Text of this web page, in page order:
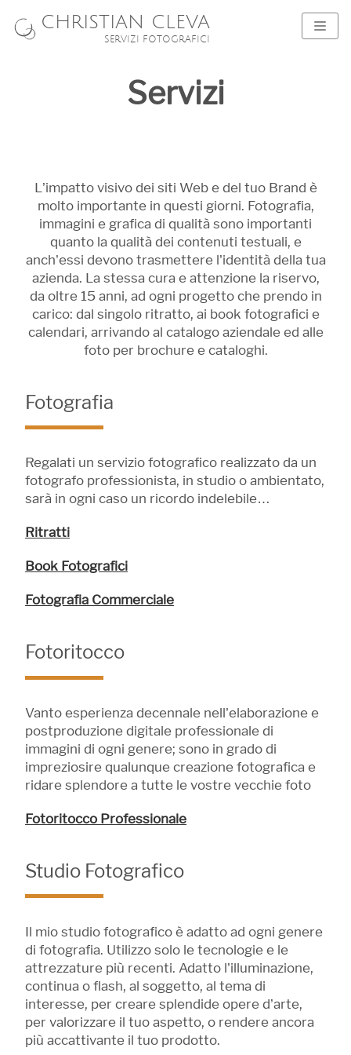
CHRISTIAN CLEVA
SERVIZI FOTOGRAFICI
Menù
Servizi
L’impatto visivo dei siti Web e del tuo Brand è
molto importante in questi giorni. Fotografia,
immagini e grafica di qualità sono importanti
quanto la qualità dei contenuti testuali, e
anch’essi devono trasmettere l’identità della tua
azienda. La stessa cura e attenzione la riservo,
da oltre 15 anni, ad ogni progetto che prendo in
carico: dal singolo ritratto, ai book fotografici e
calendari, arrivando al catalogo aziendale ed alle
foto per brochure e cataloghi.
Fotografia
Regalati un servizio fotografico realizzato da un
fotografo professionista, in studio o ambientato,
sarà in ogni caso un ricordo indelebile…
Ritratti
Book Fotografici
Fotografia Commerciale
Fotoritocco
Vanto esperienza decennale nell’elaborazione e
postproduzione digitale professionale di
immagini di ogni genere; sono in grado di
impreziosire qualunque creazione fotografica e
ridare splendore a tutte le vostre vecchie foto
Fotoritocco Professionale
Studio Fotografico
Il mio studio fotografico è adatto ad ogni genere
di fotografia. Utilizzo solo le tecnologie e le
attrezzature più recenti. Adatto l’illuminazione,
continua o flash, al soggetto, al tema di
interesse, per creare splendide opere d’arte,
per valorizzare il tuo aspetto, o rendere ancora
più accattivante il tuo prodotto.